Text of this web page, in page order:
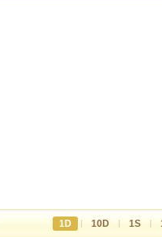
1D | 10D | 1S |